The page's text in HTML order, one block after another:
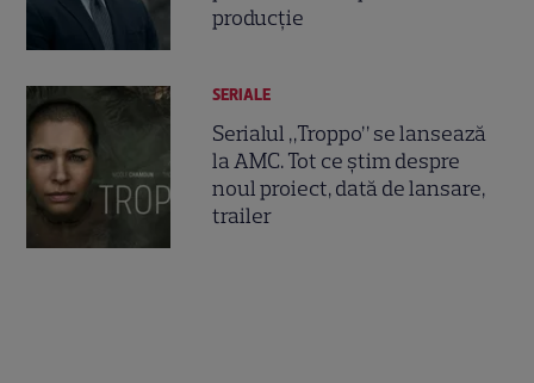
producție
SERIALE
Serialul „Troppo” se lansează
la AMC. Tot ce știm despre
noul proiect, dată de lansare,
trailer